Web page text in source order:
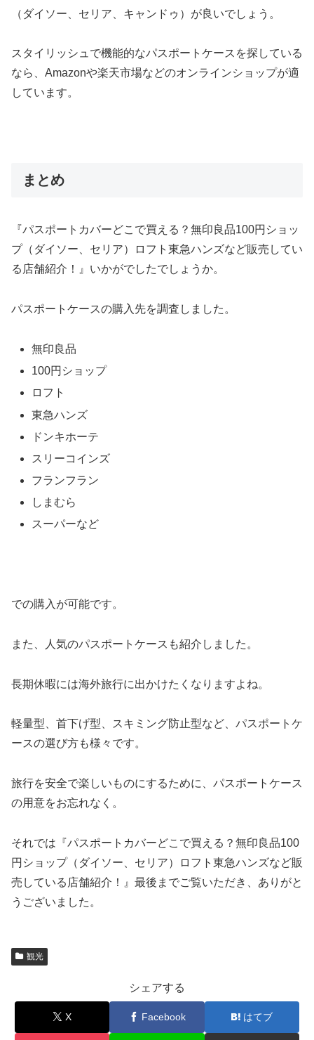
（ダイソー、セリア、キャンドゥ）が良いでしょう。
スタイリッシュで機能的なパスポートケースを探している
なら、Amazonや楽天市場などのオンラインショップが適
しています。
まとめ
『パスポートカバーどこで買える？無印良品100円ショッ
プ（ダイソー、セリア）ロフト東急ハンズなど販売してい
る店舗紹介！』いかがでしたでしょうか。
パスポートケースの購入先を調査しました。
無印良品
100円ショップ
ロフト
東急ハンズ
ドンキホーテ
スリーコインズ
フランフラン
しまむら
スーパーなど
での購入が可能です。
また、人気のパスポートケースも紹介しました。
長期休暇には海外旅行に出かけたくなりますよね。
軽量型、首下げ型、スキミング防止型など、パスポートケ
ースの選び方も様々です。
旅行を安全で楽しいものにするために、パスポートケース
の用意をお忘れなく。
それでは『パスポートカバーどこで買える？無印良品100
円ショップ（ダイソー、セリア）ロフト東急ハンズなど販
売している店舗紹介！』最後までご覧いただき、ありがと
うございました。
観光
シェアする
X Facebook はてブ